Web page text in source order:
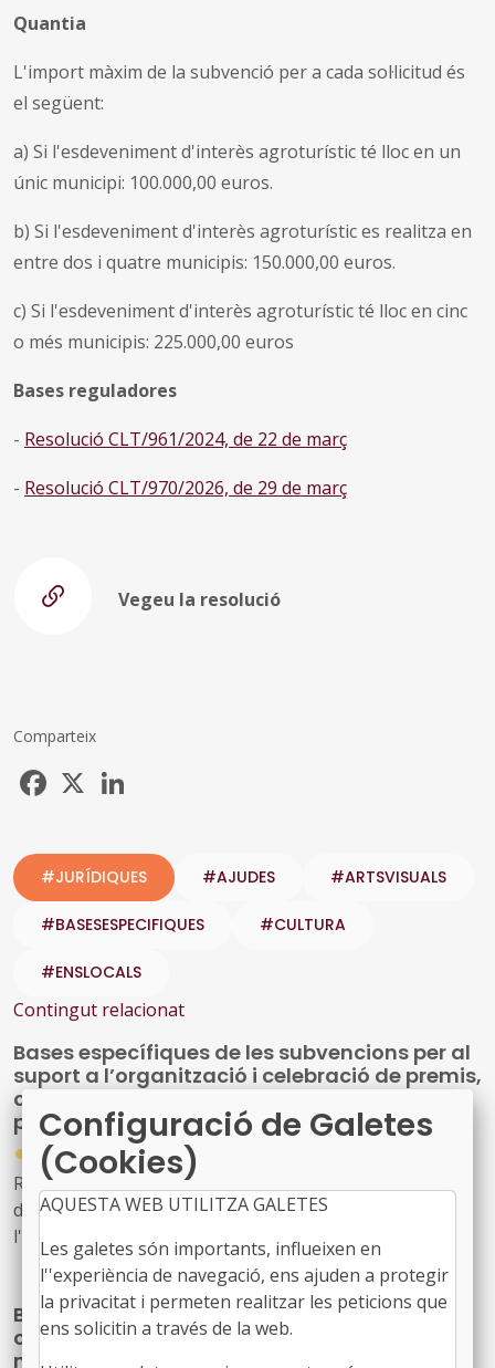
Quantia
L'import màxim de la subvenció per a cada sol·licitud és
el següent:
a) Si l'esdeveniment d'interès agroturístic té lloc en un
únic municipi: 100.000,00 euros.
b) Si l'esdeveniment d'interès agroturístic es realitza en
entre dos i quatre municipis: 150.000,00 euros.
c) Si l'esdeveniment d'interès agroturístic té lloc en cinc
o més municipis: 225.000,00 euros
Bases reguladores
- Resolució CLT/961/2024, de 22 de març
- Resolució CLT/970/2026, de 29 de març
Vegeu la resolució
Comparteix
Facebook
#JURÍDIQUES #AJUDES #ARTSVISUALS
#BASESESPECIFIQUES #CULTURA
#ENSLOCALS
Contingut relacionat
Bases específiques de les subvencions per al
suport a l’organització i celebració de premis,
concursos i jornades relacionats amb la
política lingüística per a l’any 2026
●
08/07/2026
Resolució PLG/2265/2026, de 2 de juliol, per la qual es
dona publicitat a l'Acord del Consell d'Administració de
l'Oficina de Suport a la Iniciativa Cultural pel qual
s'aproven les bases específiques de les subvencions per
al suport a l'organització i celebració de premis,
concursos i jornades relacionats amb la política
lingüística per a l'any 2026
Bases reguladores especifiques per a la
concessió de subvencions per a activitats
municipals i comarcals d'arts escèniques,
Configuració de Galetes
(Cookies)
AQUESTA WEB UTILITZA GALETES
Les galetes són importants, influeixen en
l''experiència de navegació, ens ajuden a protegir
la privacitat i permeten realitzar les peticions que
ens solicitin a través de la web.